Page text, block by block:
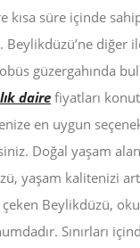
kısa süre içinde
diğer
güzergahında
dairefiyatları
en uygun
Doğal yaşam
yaşam kalitenizi
çeken Beylikdüzü,
Sınırları